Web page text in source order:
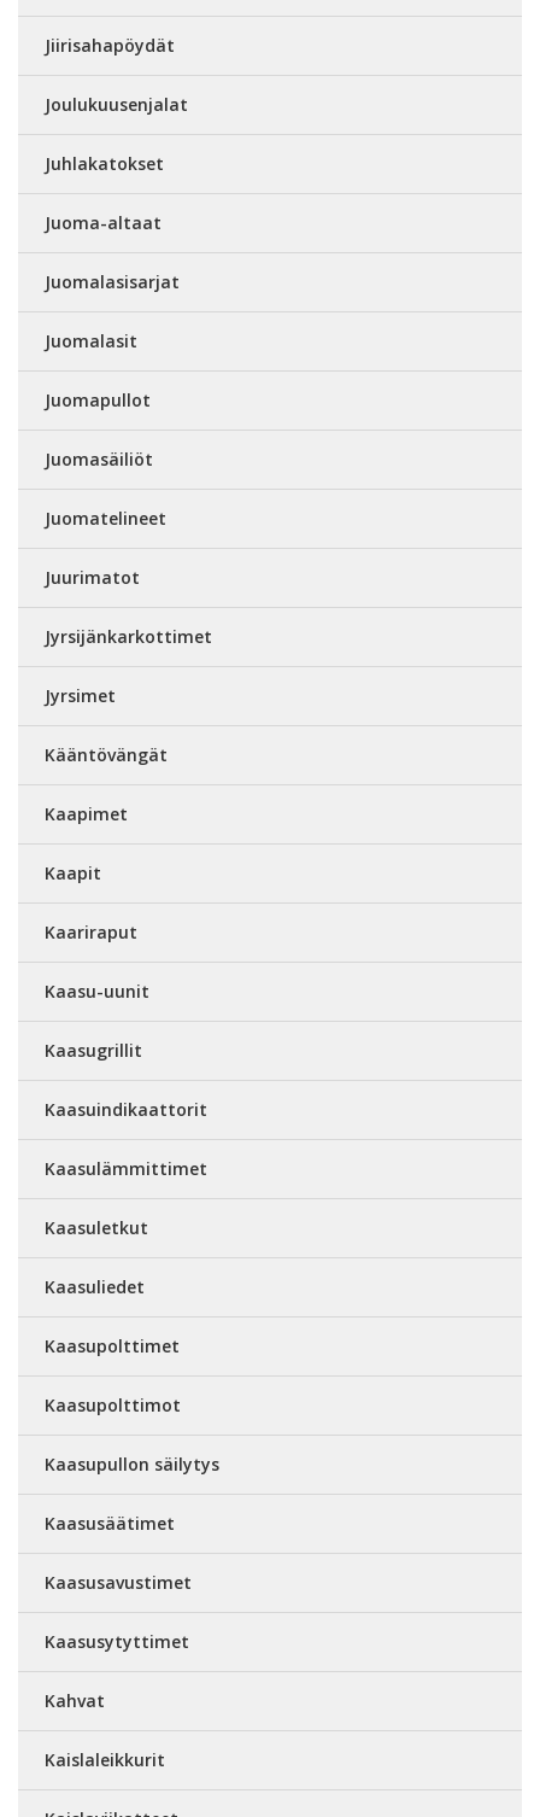
Jiirisahapöydät
Joulukuusenjalat
Juhlakatokset
Juoma-altaat
Juomalasisarjat
Juomalasit
Juomapullot
Juomasäiliöt
Juomatelineet
Juurimatot
Jyrsijänkarkottimet
Jyrsimet
Kääntövängät
Kaapimet
Kaapit
Kaariraput
Kaasu-uunit
Kaasugrillit
Kaasuindikaattorit
Kaasulämmittimet
Kaasuletkut
Kaasuliedet
Kaasupolttimet
Kaasupolttimot
Kaasupullon säilytys
Kaasusäätimet
Kaasusavustimet
Kaasusytyttimet
Kahvat
Kaislaleikkurit